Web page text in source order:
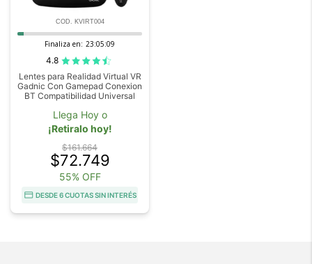
COD. KVIRT004
Finaliza en: 23:05:09
4.8
Lentes para Realidad Virtual VR
Gadnic Con Gamepad Conexion
BT Compatibilidad Universal
Llega Hoy o
¡Retiralo hoy!
$161.664
$72.749
55% OFF
DESDE 6 CUOTAS SIN INTERÉS